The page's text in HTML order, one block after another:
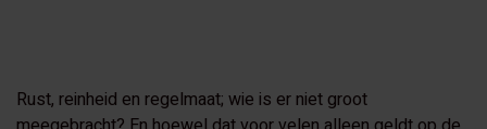
Rust, reinheid en regelmaat; wie is er niet groot